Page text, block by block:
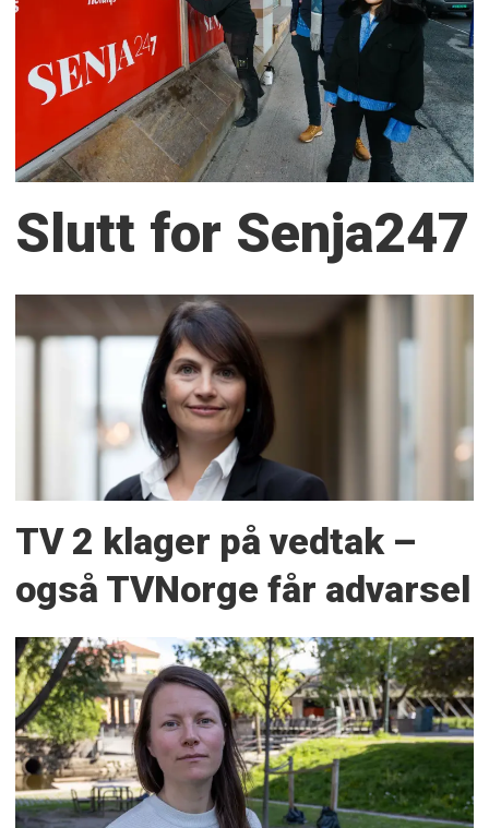
Slutt for Senja247
TV 2 klager på vedtak –
også TVNorge får advarsel